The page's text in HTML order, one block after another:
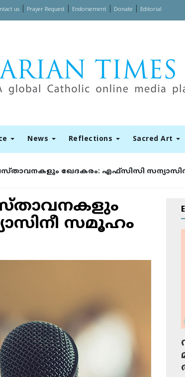
us| Prayer Request| Endorsement| Donate Editorial
News Reflections Sacred Art
ഖേ​ദ​ക​രം: എ​ഫ്സി​സി
സ​മൂ​ഹം